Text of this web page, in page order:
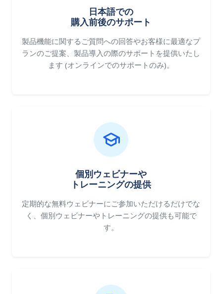
日本語での
購入前後のサポート
製品機能に関するご質問への回答やお客様に最適なプ
ランのご提案、製品導入の際のサポートを提供いたし
ます (オンラインでのサポートのみ)。
個別ウェビナーや
トレーニングの提供
定期的な無料ウェビナーにご参加いただけるだけでな
く、個別ウェビナーやトレーニングの提供も可能で
す。